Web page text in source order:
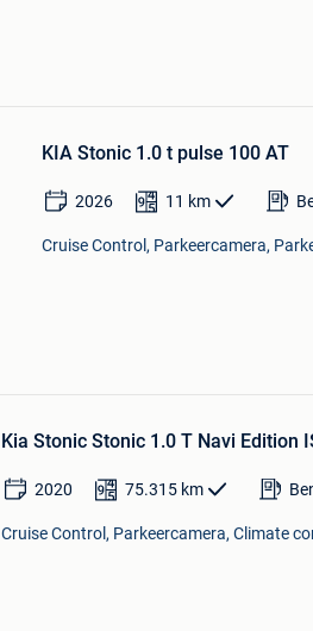
KIA Stonic 1.0 t pulse 100 AT
2026 11 km
Cruise Control, Parkeercamera,
Kia Stonic Stonic 1.0 T Navi Edition
2020 75.315 km
Cruise Control, Parkeercamera, Climate